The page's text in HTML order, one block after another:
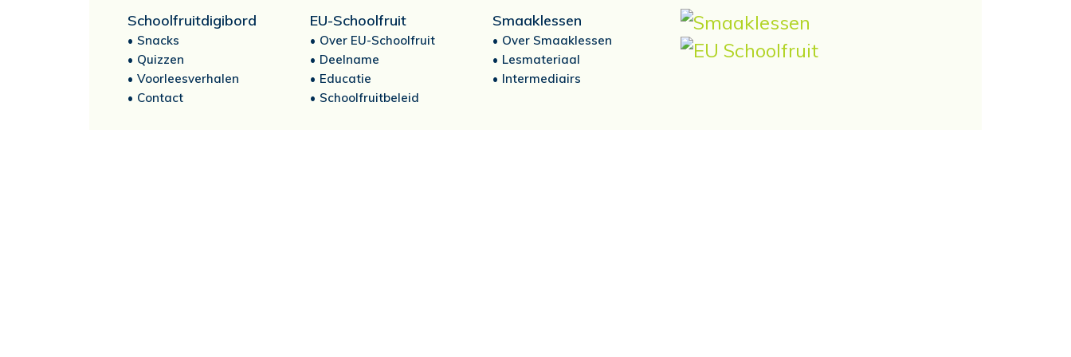
Schoolfruitdigibord
Snacks
Quizzen
Voorleesverhalen
Contact
EU-Schoolfruit
Over EU-Schoolfruit
Deelname
Educatie
Schoolfruitbeleid
Smaaklessen
Over Smaaklessen
Lesmateriaal
Intermediairs